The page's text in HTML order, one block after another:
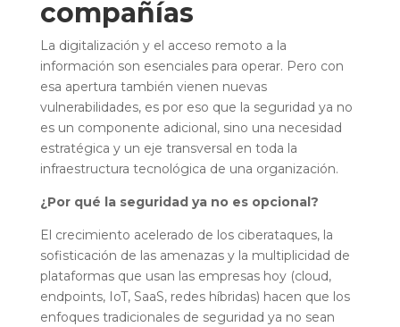
compañías
La digitalización y el acceso remoto a la
información son esenciales para operar. Pero con
esa apertura también vienen nuevas
vulnerabilidades, es por eso que la seguridad ya no
es un componente adicional, sino una necesidad
estratégica y un eje transversal en toda la
infraestructura tecnológica de una organización.
¿Por qué la seguridad ya no es opcional?
El crecimiento acelerado de los ciberataques, la
sofisticación de las amenazas y la multiplicidad de
plataformas que usan las empresas hoy (cloud,
endpoints, IoT, SaaS, redes híbridas) hacen que los
enfoques tradicionales de seguridad ya no sean